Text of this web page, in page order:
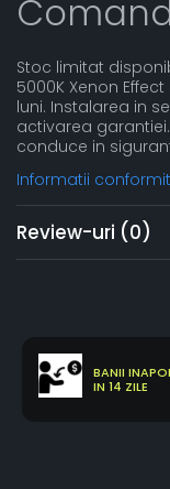
Stoc limitat
5000K Xenon
luni. Instalarea in
activarea
conduce in
Informatii
Review-uri (0)
BANII
IN 14 ZILE